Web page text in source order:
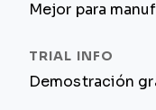
Mejor para
Demostración